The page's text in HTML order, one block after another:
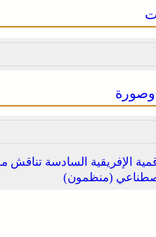
الإفريقية السادسة تناقش
(منظمون)